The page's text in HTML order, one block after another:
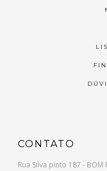
CONTATO
Rua Silva pinto 187 - BOM